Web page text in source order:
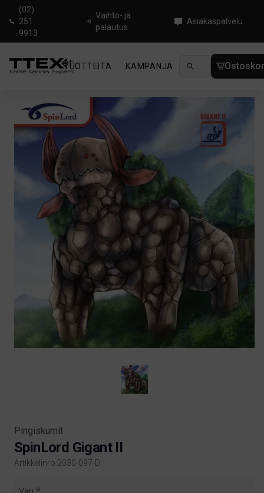
(02)
251
9913
Vaihto- ja
palautus
Asiakaspalvelu
TUOTTEITA KAMPANJA UUTUUDET
SpinLord Gigant II
Pingiskumit
SpinLord Gigant II
Artikkelinro:2030-097-D
Väri